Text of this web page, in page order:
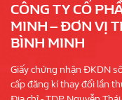
CÔNG TY CỔ
MINH – ĐƠN VỊ
BÌNH MINH
Giấy chứng nhận ĐKDN
cấp đăng kí thay đổi lần